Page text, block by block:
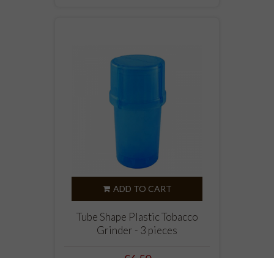
ADD TO CART
Tube Shape Plastic Tobacco
Grinder - 3 pieces